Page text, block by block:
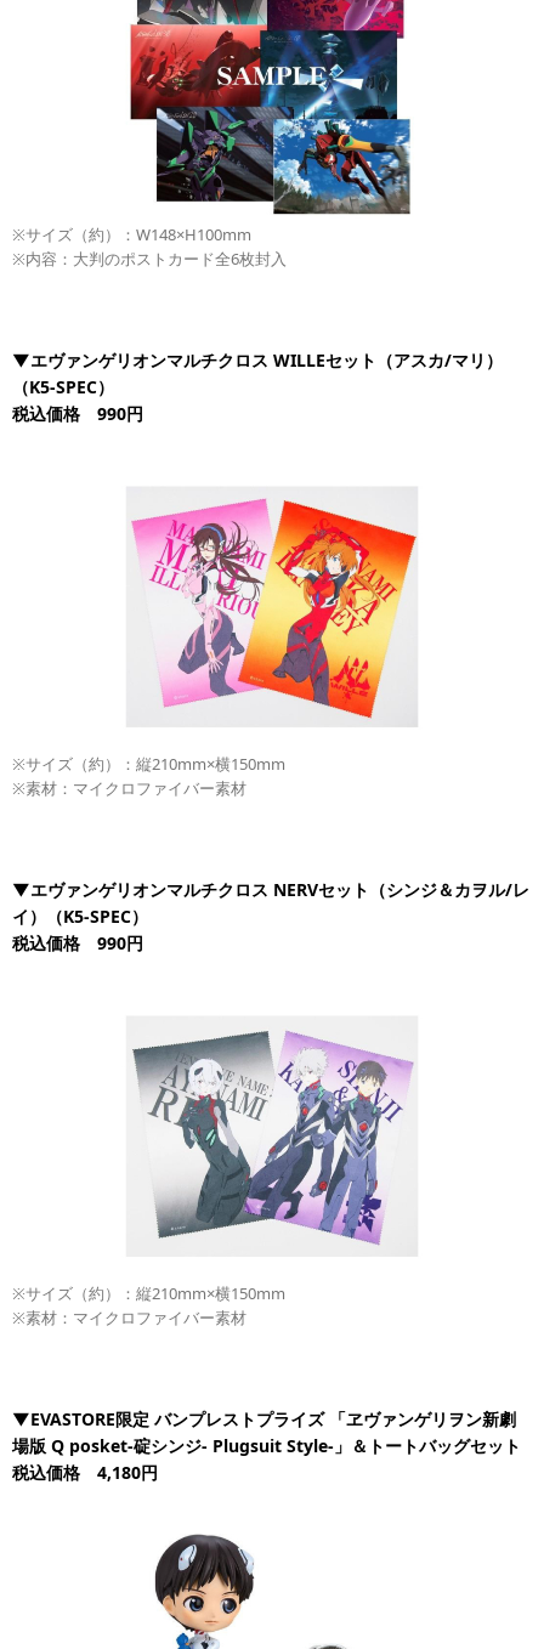
※サイズ（約）：W148×H100mm
※内容：大判のポストカード全6枚封入
▼エヴァンゲリオンマルチクロス WILLEセット（アスカ/マリ）
（K5-SPEC）
税込価格 990円
※サイズ（約）：縦210mm×横150mm
※素材：マイクロファイバー素材
▼エヴァンゲリオンマルチクロス NERVセット（シンジ＆カヲル/レ
イ）（K5-SPEC）
税込価格 990円
※サイズ（約）：縦210mm×横150mm
※素材：マイクロファイバー素材
▼EVASTORE限定 バンプレストプライズ 「ヱヴァンゲリヲン新劇
場版 Q posket-碇シンジ- Plugsuit Style-」＆トートバッグセット
税込価格 4,180円